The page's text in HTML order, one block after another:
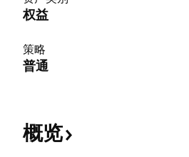
权益
策略
普通
概览